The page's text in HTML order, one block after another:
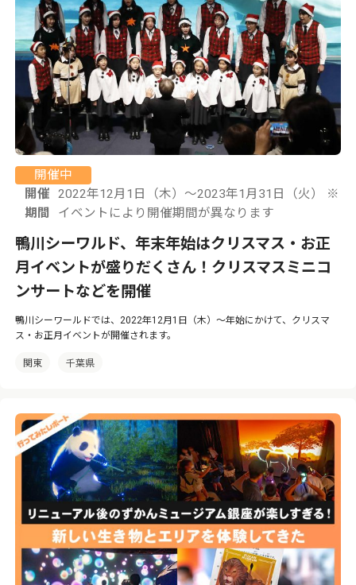
開催中
開催
期間
2022年12月1日（木）〜2023年1月31日（火） ※
イベントにより開催期間が異なります
鴨川シーワルド、年末年始はクリスマス・お正
月イベントが盛りだくさん！クリスマスミニコ
ンサートなどを開催
鴨川シーワールドでは、2022年12月1日（木）〜年始にかけて、クリスマ
ス・お正月イベントが開催されます。
関東 千葉県